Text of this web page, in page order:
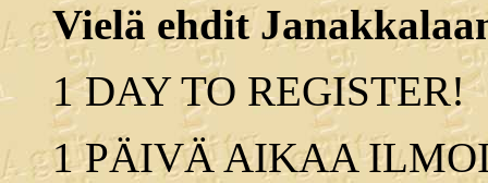
Vielä ehdit
1 DAY TO REGISTER!
1 PÄIVÄ AIKAA